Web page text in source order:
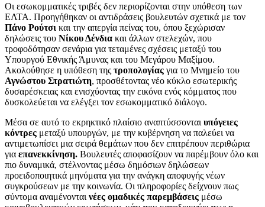
Οι εσωκομματικές τριβές δεν περιορίζονται στην υπόθεση των
ΕΛΤΑ. Προηγήθηκαν οι αντιδράσεις βουλευτών σχετικά με τον
Πάνο Ρούτσι και την απεργία πείνας του, όπου ξεχώρισαν
δηλώσεις του Νίκου Δένδια και άλλων στελεχών, που
τροφοδότησαν σενάρια για τεταμένες σχέσεις μεταξύ του
Υπουργού Εθνικής Άμυνας και του Μεγάρου Μαξίμου.
Ακολούθησε η υπόθεση της τροπολογίας για το Μνημείο του
Αγνώστου Στρατιώτη, προσθέτοντας νέο κύκλο εσωτερικής
δυσαρέσκειας και ενισχύοντας την εικόνα ενός κόμματος που
δυσκολεύεται να ελέγξει τον εσωκομματικό διάλογο.
Μέσα σε αυτό το εκρηκτικό πλαίσιο αναπτύσσονται υπόγειες
κόντρες μεταξύ υπουργών, με την κυβέρνηση να παλεύει να
αντιμετωπίσει μια σειρά θεμάτων που δεν επιτρέπουν περιθώρια
για επανεκκίνηση. Βουλευτές αποφασίζουν να παρέμβουν όλο και
πιο δυναμικά, στέλνοντας μέσω δημόσιων δηλώσεων
προειδοποιητικά μηνύματα για την ανάγκη αποφυγής νέων
συγκρούσεων με την κοινωνία. Οι πληροφορίες δείχνουν πως
σύντομα αναμένονται νέες ομαδικές παρεμβάσεις μέσω